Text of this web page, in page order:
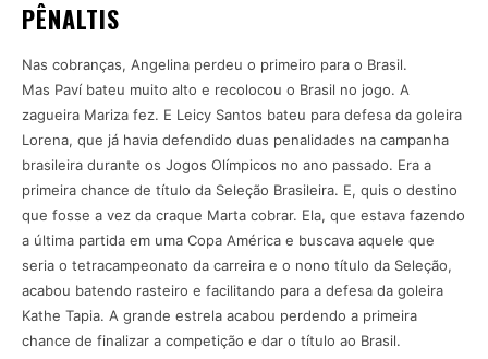
PÊNALTIS
Nas cobranças, Angelina perdeu o primeiro para o Brasil.
Mas Paví bateu muito alto e recolocou o Brasil no jogo. A
zagueira Mariza fez. E Leicy Santos bateu para defesa da goleira
Lorena, que já havia defendido duas penalidades na campanha
brasileira durante os Jogos Olímpicos no ano passado. Era a
primeira chance de título da Seleção Brasileira. E, quis o destino
que fosse a vez da craque Marta cobrar. Ela, que estava fazendo
a última partida em uma Copa América e buscava aquele que
seria o tetracampeonato da carreira e o nono título da Seleção,
acabou batendo rasteiro e facilitando para a defesa da goleira
Kathe Tapia. A grande estrela acabou perdendo a primeira
chance de finalizar a competição e dar o título ao Brasil.